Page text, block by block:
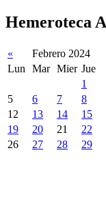
Hemeroteca
« Febrero 2024
Lun
Mar Mier Jue
1
5
6 7 8
12
13 14 15
19
20 21 22
26
27 28 29